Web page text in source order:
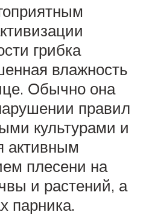
грибка
влажность
Обычно она
правил
культурами и
активным
плесени на
и растений, а
парника.